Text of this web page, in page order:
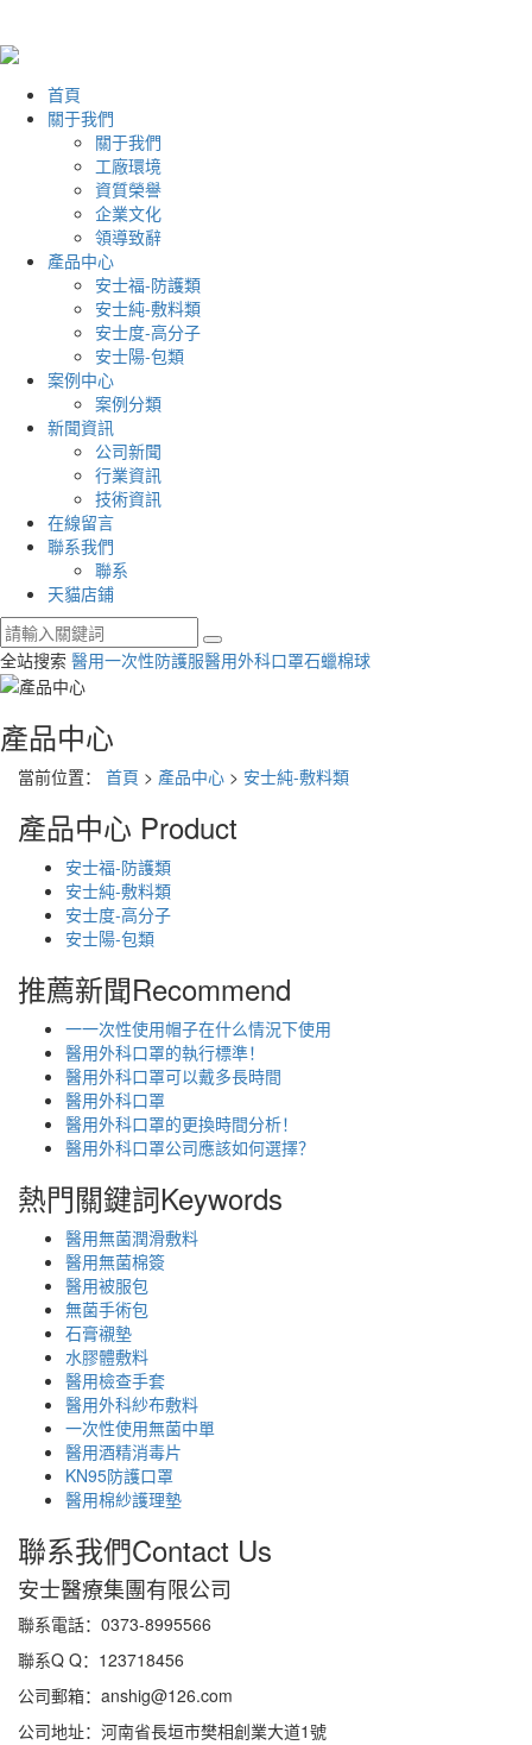
首頁
關于我們
關于我們
工廠環境
資質榮譽
企業文化
領導致辭
產品中心
安士福-防護類
安士純-敷料類
安士度-高分子
安士陽-包類
案例中心
案例分類
新聞資訊
公司新聞
行業資訊
技術資訊
在線留言
聯系我們
聯系
天貓店鋪
全站搜索 醫用一次性防護服醫用外科口罩石蠟棉球
產品中心
當前位置： 首頁 > 產品中心 > 安士純-敷料類
產品中心 Product
安士福-防護類
安士純-敷料類
安士度-高分子
安士陽-包類
推薦新聞Recommend
一一次性使用帽子在什么情況下使用
醫用外科口罩的執行標準！
醫用外科口罩可以戴多長時間
醫用外科口罩
醫用外科口罩的更換時間分析！
醫用外科口罩公司應該如何選擇？
熱門關鍵詞Keywords
醫用無菌潤滑敷料
醫用無菌棉簽
醫用被服包
無菌手術包
石膏襯墊
水膠體敷料
醫用檢查手套
醫用外科紗布敷料
一次性使用無菌中單
醫用酒精消毒片
KN95防護口罩
醫用棉紗護理墊
聯系我們Contact Us
安士醫療集團有限公司
聯系電話：0373-8995566
聯系Q Q：123718456
公司郵箱：anshig@126.com
公司地址：河南省長垣市樊相創業大道1號